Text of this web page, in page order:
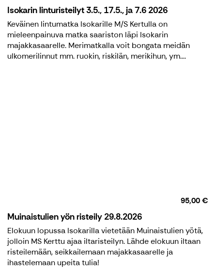
Isokarin linturisteilyt 3.5., 17.5., ja 7.6 2026
Keväinen lintumatka Isokarille M/S Kertulla on
mieleenpainuva matka saariston läpi Isokarin
majakkasaarelle. Merimatkalla voit bongata meidän
ulkomerilinnut mm. ruokin, riskilän, merikihun, ym....
95,00 €
Muinaistulien yön risteily 29.8.2026
Elokuun lopussa Isokarilla vietetään Muinaistulien yötä,
jolloin MS Kerttu ajaa iltaristeilyn. Lähde elokuun iltaan
risteilemään, seikkailemaan majakkasaarelle ja
ihastelemaan upeita tulia!